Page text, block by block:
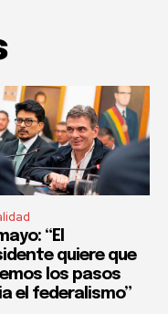
“El
quiere que
los pasos
el federalismo”